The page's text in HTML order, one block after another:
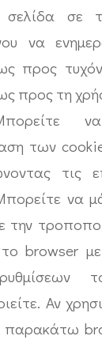
σε
να
προς
προς τη
των
τις
να
την
browser με
Αν